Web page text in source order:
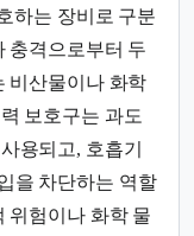
하는 장비로 구분
충격으로부터 두
비산물이나 화학
보호구는 과도
용되고, 호흡기
을 차단하는 역할
위험이나 화학 물